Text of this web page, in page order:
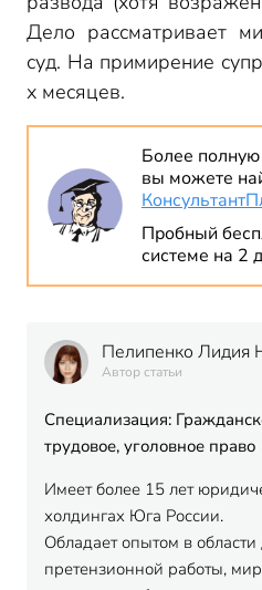
Дело рассматривает
суд. На примирение
х месяцев.
Более
вы можете
Пробный
системе на 2
Пелипенко Лидия
Автор статьи
Специализация:
трудовое, уголовное право
Имеет более 15 лет
холдингах Юга России.
Обладает опытом в
претензионной работы,